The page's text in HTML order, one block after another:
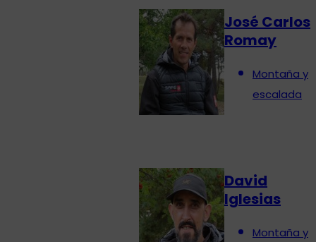
José Carlos
Romay
Montaña y
escalada
David
Iglesias
Montaña y